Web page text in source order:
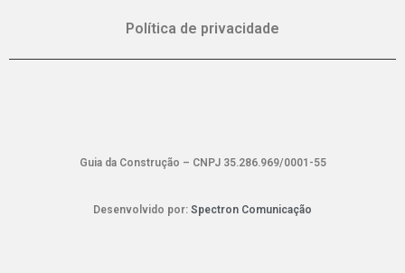
Política de privacidade
Guia da Construção – CNPJ 35.286.969/0001-55
Desenvolvido por: Spectron Comunicação